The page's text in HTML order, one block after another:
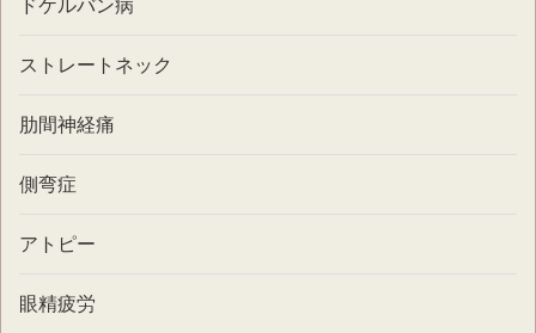
ドケルバン病
ストレートネック
肋間神経痛
側弯症
アトピー
眼精疲労